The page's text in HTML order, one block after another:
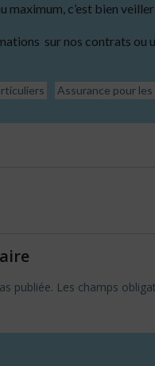
maximum, c’est bien
sur nos contrats ou
Assurance pour
publiée. Les champs